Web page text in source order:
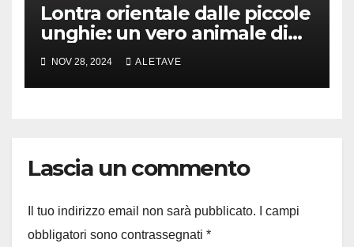
Lontra orientale dalle piccole
unghie: un vero animale di
cui parlare
NOV 28, 2024 ALETAVE
Lascia un commento
Il tuo indirizzo email non sarà pubblicato.
I campi
obbligatori sono contrassegnati *